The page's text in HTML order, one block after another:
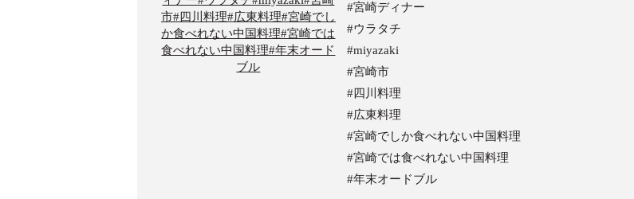
#宮崎ディナー
#ウラタチ
#miyazaki
#宮崎市
#四川料理
#広東料理
#宮崎でしか食べれない中国料理
#宮崎では食べれない中国料理
#年末オードブル